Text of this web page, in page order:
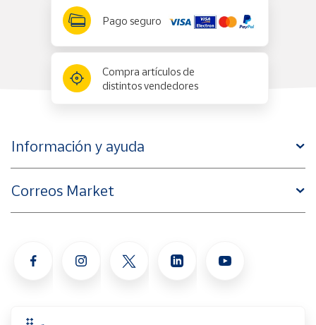
Pago seguro
Compra artículos de
distintos vendedores
Información y ayuda
Correos Market